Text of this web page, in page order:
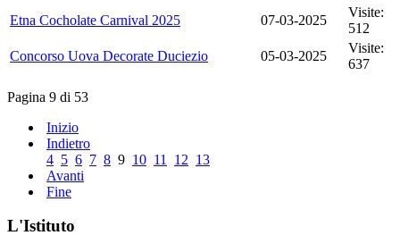
Etna Cocholate Carnival 2025
07-03-2025
Visite:
512
Concorso Uova Decorate Duciezio
05-03-2025
Visite:
637
Pagina 9 di 53
Inizio
Indietro
4 5 6 7 8 9 10 11 12 13
Avanti
Fine
L'Istituto